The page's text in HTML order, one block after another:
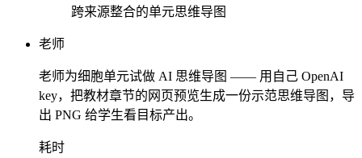
跨来源整合的单元思维导图
老师
老师为细胞单元试做 AI 思维导图 —— 用自己 OpenAI
key，把教材章节的网页预览生成一份示范思维导图，导
出 PNG 给学生看目标产出。
耗时